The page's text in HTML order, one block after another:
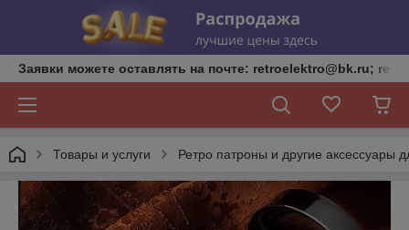
Заявки можете оставлять на почте: retroelektro@bk.ru;
Товары и услуги Ретро патроны и другие аксессуары